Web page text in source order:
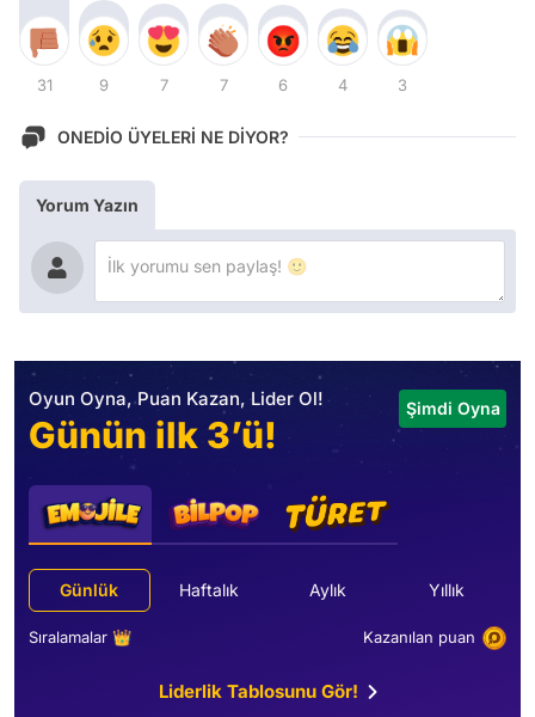
31 9 7 7 6 4 3
ONEDİO ÜYELERİ NE DİYOR?
Yorum Yazın
Oyun Oyna, Puan Kazan, Lider Ol!
Günün ilk 3’ü!
Şimdi Oyna
Günlük Haftalık Aylık Yıllık
Sıralamalar 👑 Kazanılan puan
Liderlik Tablosunu Gör!